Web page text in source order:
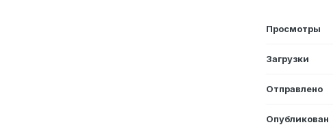
Просмотры
Загрузки
Отправлено
Опубликован